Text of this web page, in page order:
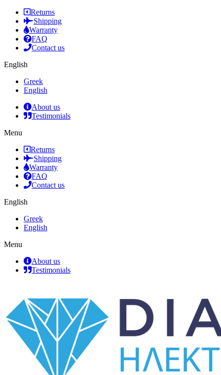
Returns
Shipping
Warranty
FAQ
Contact us
English
Greek
English
About us
Testimonials
Menu
Returns
Shipping
Warranty
FAQ
Contact us
English
Greek
English
Menu
About us
Testimonials